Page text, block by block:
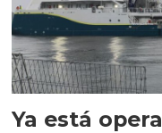
Ya está